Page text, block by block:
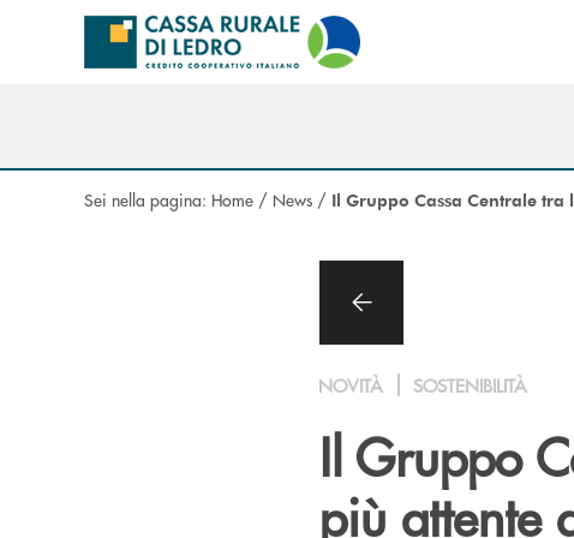
Salta al contenuto principale
Sei nella pagina: Home / News / Il Gruppo Cassa Centrale tra
NOVITÀ SOSTENIBILITÀ
Il Gruppo
più attente